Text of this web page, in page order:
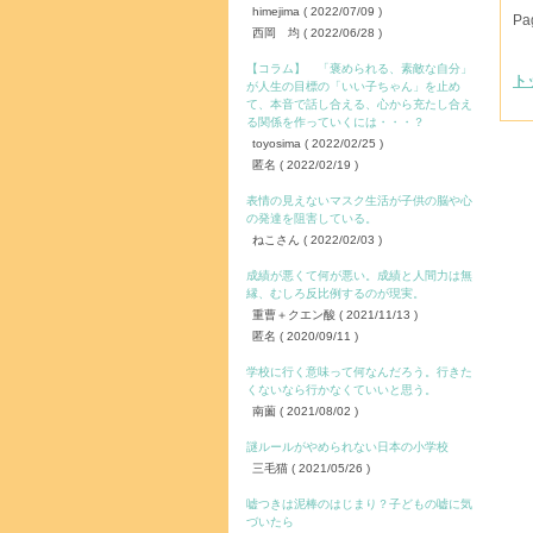
himejima ( 2022/07/09 )
西岡 均 ( 2022/06/28 )
【コラム】 「褒められる、素敵な自分」
が人生の目標の「いい子ちゃん」を止め
て、本音で話し合える、心から充たし合え
る関係を作っていくには・・・？
toyosima ( 2022/02/25 )
匿名 ( 2022/02/19 )
表情の見えないマスク生活が子供の脳や心
の発達を阻害している。
ねこさん ( 2022/02/03 )
成績が悪くて何が悪い。成績と人間力は無
縁、むしろ反比例するのが現実。
重曹＋クエン酸 ( 2021/11/13 )
匿名 ( 2020/09/11 )
学校に行く意味って何なんだろう。行きた
くないなら行かなくていいと思う。
南薗 ( 2021/08/02 )
謎ルールがやめられない日本の小学校
三毛猫 ( 2021/05/26 )
嘘つきは泥棒のはじまり？子どもの嘘に気
づいたら